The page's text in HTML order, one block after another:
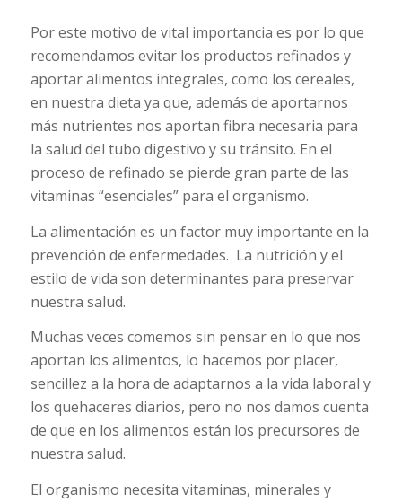
Por este motivo de vital importancia es por lo que
recomendamos evitar los productos refinados y
aportar alimentos integrales, como los cereales,
en nuestra dieta ya que, además de aportarnos
más nutrientes nos aportan fibra necesaria para
la salud del tubo digestivo y su tránsito. En el
proceso de refinado se pierde gran parte de las
vitaminas “esenciales” para el organismo.
La alimentación es un factor muy importante en la
prevención de enfermedades. La nutrición y el
estilo de vida son determinantes para preservar
nuestra salud.
Muchas veces comemos sin pensar en lo que nos
aportan los alimentos, lo hacemos por placer,
sencillez a la hora de adaptarnos a la vida laboral y
los quehaceres diarios, pero no nos damos cuenta
de que en los alimentos están los precursores de
nuestra salud.
El organismo necesita vitaminas, minerales y